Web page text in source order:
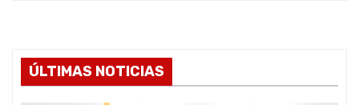
ÚLTIMAS NOTICIAS